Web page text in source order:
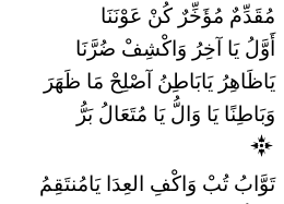
مُقَدِّمٌ مُؤَخِّرٌ كُنْ عَوْنَنَا
أَوَّلُ يَا آخِرُ وَاكْشِفْ ضُرَّنَا
يَاظَاهِرُ يَابَاطِنُ آصْلِحْ مَا ظَهَرَ
وَبَاطِنًا يَا وَالُّ يَا مُتَعَالُ بَرُّ
تَوَّابُ تُبْ وَاكْفِ العِدَا يَامُنتَقِمُ